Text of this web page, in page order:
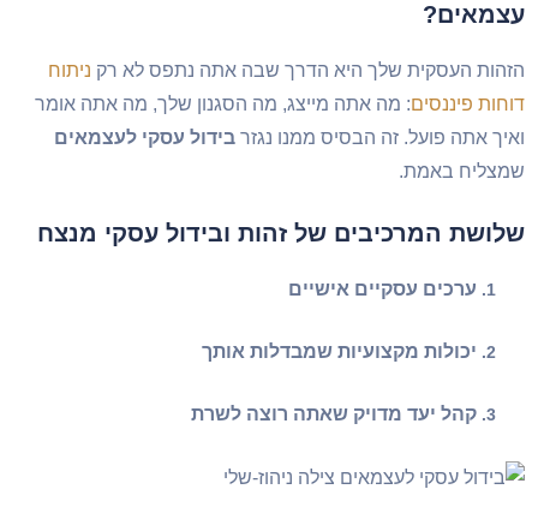
עצמאים?
הזהות העסקית שלך היא הדרך שבה אתה נתפס לא רק ניתוח
דוחות פיננסים: מה אתה מייצג, מה הסגנון שלך, מה אתה אומר
ואיך אתה פועל. זה הבסיס ממנו נגזרבידול עסקי לעצמאים
שמצליח באמת.
שלושת המרכיבים של זהות ובידול עסקי מנצח
ערכים עסקיים אישיים
יכולות מקצועיות שמבדלות אותך
קהל יעד מדויק שאתה רוצה לשרת